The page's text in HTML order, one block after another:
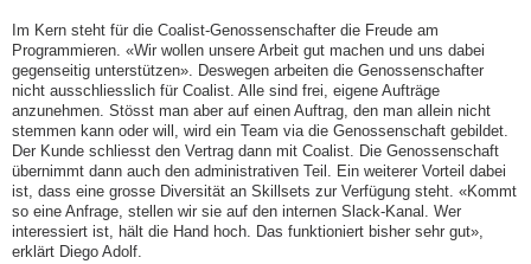
Im Kern steht für die Coalist-Genossenschafter die Freude am
Programmieren. «Wir wollen unsere Arbeit gut machen und uns dabei
gegenseitig unterstützen». Deswegen arbeiten die Genossenschafter
nicht ausschliesslich für Coalist. Alle sind frei, eigene Aufträge
anzunehmen. Stösst man aber auf einen Auftrag, den man allein nicht
stemmen kann oder will, wird ein Team via die Genossenschaft gebildet.
Der Kunde schliesst den Vertrag dann mit Coalist. Die Genossenschaft
übernimmt dann auch den administrativen Teil. Ein weiterer Vorteil dabei
ist, dass eine grosse Diversität an Skillsets zur Verfügung steht. «Kommt
so eine Anfrage, stellen wir sie auf den internen Slack-Kanal. Wer
interessiert ist, hält die Hand hoch. Das funktioniert bisher sehr gut»,
erklärt Diego Adolf.